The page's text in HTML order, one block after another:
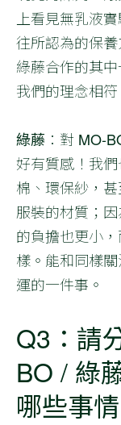
上看見無乳液
往所認為的保
綠藤合作的其
我們的理念相符
綠藤 ：對 MO-
好有質感！我
棉、環保紗，
服裝的材質；
的負擔也更小
樣。能和同樣
運的一件事。
Q3：請
BO / 綠
哪些事